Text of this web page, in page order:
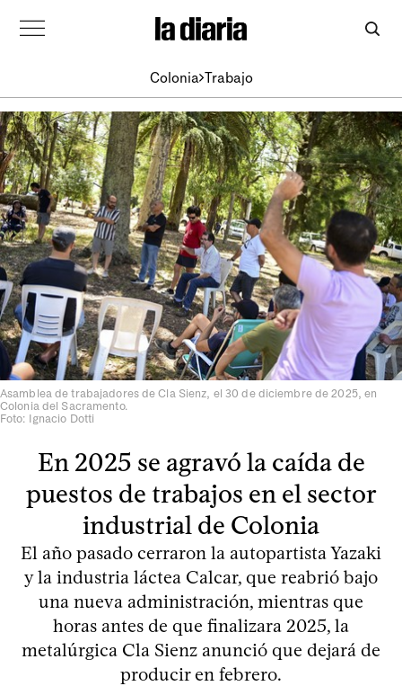
Colonia Trabajo
Asamblea de trabajadores de Cla Sienz, el 30 de diciembre de 2025, en
Colonia del Sacramento.
Foto: Ignacio Dotti
En 2025 se agravó la caída de
puestos de trabajos en el sector
industrial de Colonia
El año pasado cerraron la autopartista Yazaki
y la industria láctea Calcar, que reabrió bajo
una nueva administración, mientras que
horas antes de que finalizara 2025, la
metalúrgica Cla Sienz anunció que dejará de
producir en febrero.